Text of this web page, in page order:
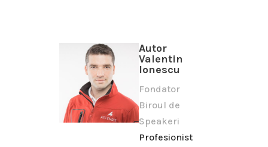
Autor
Valentin
Ionescu
Fondator
Biroul de
Speakeri
Profesionist